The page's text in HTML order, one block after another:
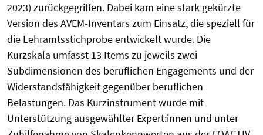
2023) zurückgegriffen. Dabei kam eine stark gekürzte
Version des AVEM-Inventars zum Einsatz, die speziell für
die Lehramtsstichprobe entwickelt wurde. Die
Kurzskala umfasst 13 Items zu jeweils zwei
Subdimensionen des beruflichen Engagements und der
Widerstandsfähigkeit gegenüber beruflichen
Belastungen. Das Kurzinstrument wurde mit
Unterstützung ausgewählter Expert:innen und unter